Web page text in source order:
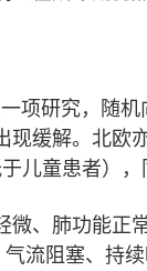
项研究，随
缓解。北
儿童患者），
、肺功能
流阻塞、持